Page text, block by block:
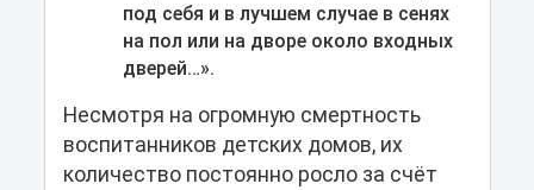
под себя и в лучшем случае в сенях
на пол или на дворе около входных
дверей…».
Несмотря на огромную смертность
воспитанников детских домов, их
количество постоянно росло за счёт